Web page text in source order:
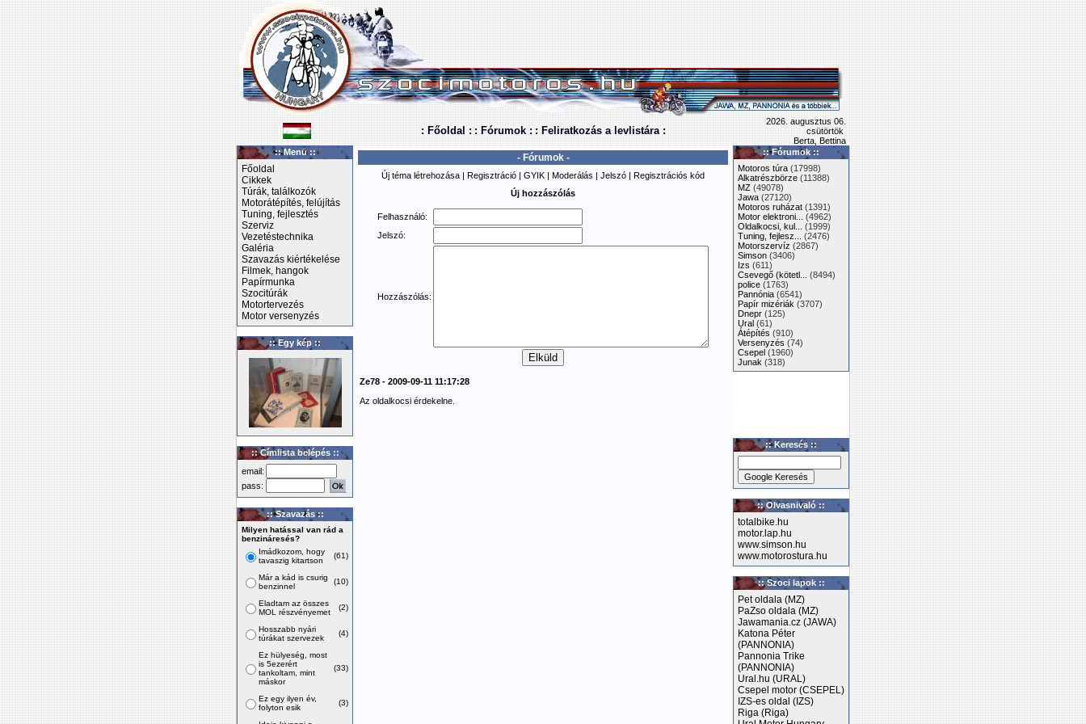
: Főoldal : : Fórumok : : Feliratkozás a levlistára :
2026. augusztus 06.
csütörtök
Berta, Bettina
:: Menü ::
Főoldal
Cikkek
Túrák, találkozók
Motorátépítés, felújítás
Tuning, fejlesztés
Szerviz
Vezetéstechnika
Galéria
Szavazás kiértékelése
Filmek, hangok
Papírmunka
Szocitúrák
Motortervezés
Motor versenyzés
:: Egy kép ::
:: Címlista belépés ::
email:
pass:
:: Szavazás ::
Milyen hatással van rád a
benzináresés?
Imádkozom, hogy
tavaszig kitartson
(61)
Már a kád is csurig
benzinnel
(10)
Eladtam az összes
MOL részvényemet
(2)
Hosszabb nyári
túrákat szervezek
(4)
Ez hülyeség, most
is 5ezerért
tankoltam, mint
máskor
(33)
Ez egy ilyen év,
folyton esik
(3)
- Fórumok -
Új téma létrehozása | Regisztráció | GYIK | Moderálás | Jelszó | Regisztrációs kód
Új hozzászólás
Felhasználó:
Jelszó:
Hozzászólás:
Ze78 - 2009-09-11 11:17:28
Az oldalkocsi érdekelne.
:: Fórumok ::
Motoros túra (17998)
Alkatrészbörze (11388)
MZ (49078)
Jawa (27120)
Motoros ruházat (1391)
Motor elektroni...
(4962)
Oldalkocsi, kul...
(1999)
Tuning, fejlesz...
(2476)
Motorszervíz (2867)
Simson (3406)
Izs (611)
Csevegő (kötetl...
(8494)
police (1763)
Pannónia (6541)
Papír mizériák (3707)
Dnepr (125)
Ural (61)
Átépítés (910)
Versenyzés (74)
Csepel (1960)
Junak (318)
:: Keresés ::
:: Olvasnivaló ::
totalbike.hu
motor.lap.hu
www.simson.hu
www.motorostura.hu
:: Szoci lapok ::
Pet oldala (MZ)
PaZso oldala (MZ)
Jawamania.cz (JAWA)
Katona Péter
(PANNONIA)
Pannonia Trike
(PANNONIA)
Ural.hu (URAL)
Csepel motor (CSEPEL)
IZS-es oldal (IZS)
Riga (Riga)